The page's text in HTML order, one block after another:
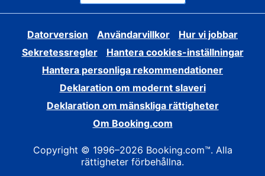
Datorversion Användarvillkor
Hur vi jobbar
Sekretessregler
Hantera cookies-inställningar
Hantera personliga rekommendationer
Deklaration om modernt slaveri
Deklaration om mänskliga rättigheter
Om Booking.com
Copyright © 1996–2026 Booking.com™. Alla
rättigheter förbehållna.